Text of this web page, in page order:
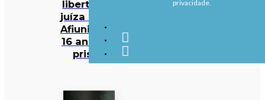
liberta ex-
juíza Maria
Afiuni após
16 anos de
prisão
privacidade.